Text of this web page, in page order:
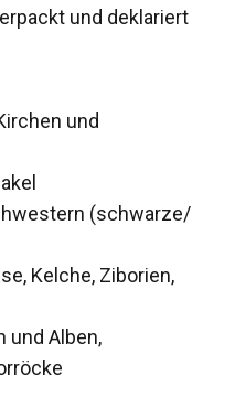
und deklariert
und
(schwarze/
Kelche, Ziborien,
und Alben,